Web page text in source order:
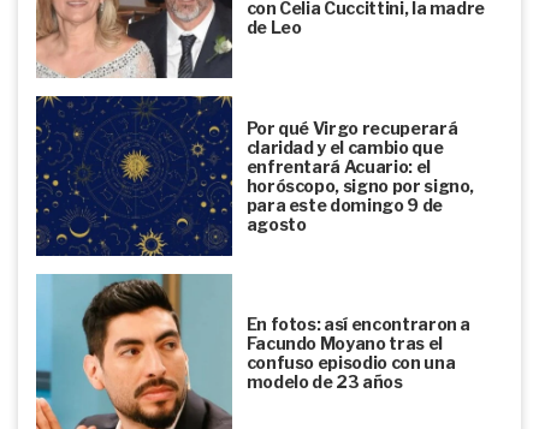
con Celia Cuccittini, la madre
de Leo
Por qué Virgo recuperará
claridad y el cambio que
enfrentará Acuario: el
horóscopo, signo por signo,
para este domingo 9 de
agosto
En fotos: así encontraron a
Facundo Moyano tras el
confuso episodio con una
modelo de 23 años